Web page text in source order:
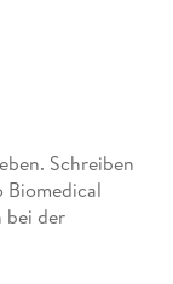
Raton, FL:
biosensors,
modeling
and
Schreiben
Biomedical
bei der